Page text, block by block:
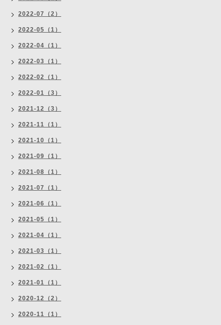
2022-07（2）
2022-05（1）
2022-04（1）
2022-03（1）
2022-02（1）
2022-01（3）
2021-12（3）
2021-11（1）
2021-10（1）
2021-09（1）
2021-08（1）
2021-07（1）
2021-06（1）
2021-05（1）
2021-04（1）
2021-03（1）
2021-02（1）
2021-01（1）
2020-12（2）
2020-11（1）